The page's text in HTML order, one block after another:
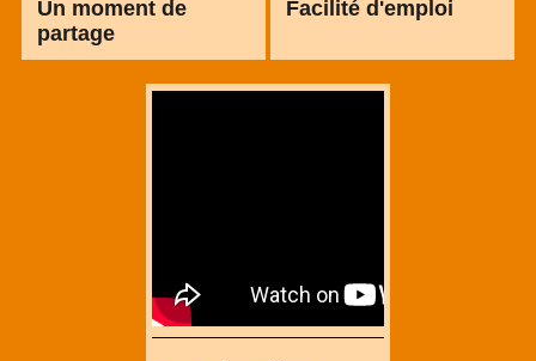
Un moment de
partage
Facilité d'emploi